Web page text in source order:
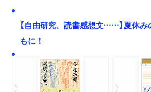
【自由研究、読書感想文……】夏休み
もに！
ちくま文庫 ちくま学芸文庫